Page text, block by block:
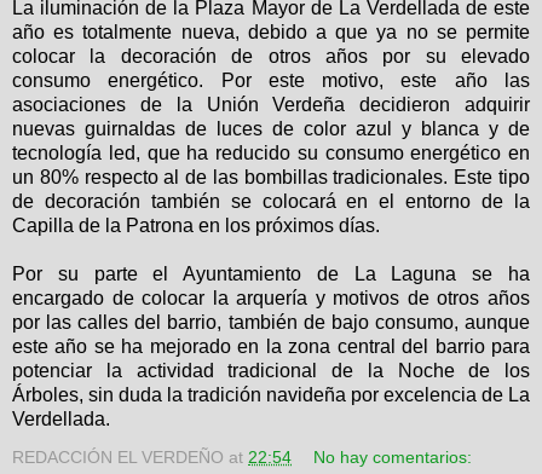
La iluminación de la Plaza Mayor de La Verdellada de este
año es totalmente nueva, debido a que ya no se permite
colocar la decoración de otros años por su elevado
consumo energético. Por este motivo, este año las
asociaciones de la Unión Verdeña decidieron adquirir
nuevas guirnaldas de luces de color azul y blanca y de
tecnología led, que ha reducido su consumo energético en
un 80% respecto al de las bombillas tradicionales. Este tipo
de decoración también se colocará en el entorno de la
Capilla de la Patrona en los próximos días.
Por su parte el Ayuntamiento de La Laguna se ha
encargado de colocar la arquería y motivos de otros años
por las calles del barrio, también de bajo consumo, aunque
este año se ha mejorado en la zona central del barrio para
potenciar la actividad tradicional de la Noche de los
Árboles, sin duda la tradición navideña por excelencia de La
Verdellada.
REDACCIÓN EL VERDEÑO at 22:54 No hay comentarios: